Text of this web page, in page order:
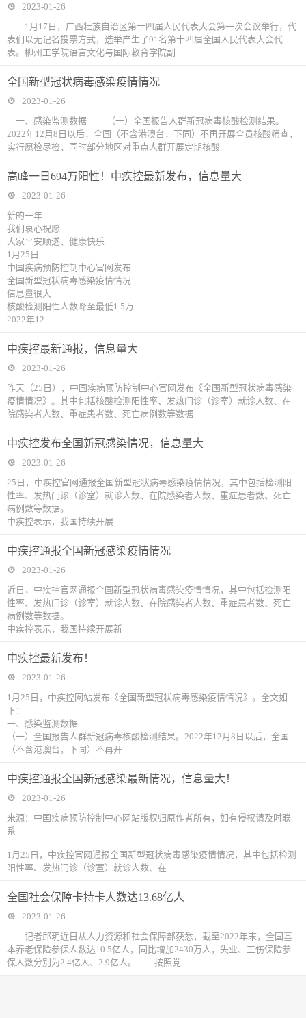
2023-01-26
1月17日，广西壮族自治区第十四届人民代表大会第一次会议举行，代
表们以无记名投票方式，选举产生了91名第十四届全国人民代表大会代
表。柳州工学院语言文化与国际教育学院副
全国新型冠状病毒感染疫情情况
2023-01-26
一、感染监测数据 （一）全国报告人群新冠病毒核酸检测结果。
2022年12月8日以后，全国（不含港澳台，下同）不再开展全员核酸筛查，
实行愿检尽检，同时部分地区对重点人群开展定期核酸
高峰一日694万阳性！中疾控最新发布，信息量大
2023-01-26
新的一年
我们衷心祝愿
大家平安顺遂、健康快乐
1月25日
中国疾病预防控制中心官网发布
全国新型冠状病毒感染疫情情况
信息量很大
核酸检测阳性人数降至最低1.5万
2022年12
中疾控最新通报，信息量大
2023-01-26
昨天（25日），中国疾病预防控制中心官网发布《全国新型冠状病毒感染
疫情情况》。其中包括核酸检测阳性率、发热门诊（诊室）就诊人数、在
院感染者人数、重症患者数、死亡病例数等数据
中疾控发布全国新冠感染情况，信息量大
2023-01-26
25日，中疾控官网通报全国新型冠状病毒感染疫情情况，其中包括检测阳
性率、发热门诊（诊室）就诊人数、在院感染者人数、重症患者数、死亡
病例数等数据。
中疾控表示，我国持续开展
中疾控通报全国新冠感染疫情情况
2023-01-26
近日，中疾控官网通报全国新型冠状病毒感染疫情情况，其中包括检测阳
性率、发热门诊（诊室）就诊人数、在院感染者人数、重症患者数、死亡
病例数等数据。
中疾控表示，我国持续开展新
中疾控最新发布！
2023-01-26
1月25日，中疾控网站发布《全国新型冠状病毒感染疫情情况》。全文如
下：
一、感染监测数据
（一）全国报告人群新冠病毒核酸检测结果。2022年12月8日以后，全国
（不含港澳台，下同）不再开
中疾控通报全国新冠感染最新情况，信息量大！
2023-01-26
来源：中国疾病预防控制中心网站版权归原作者所有，如有侵权请及时联
系
1月25日，中疾控官网通报全国新型冠状病毒感染疫情情况，其中包括检测
阳性率、发热门诊（诊室）就诊人数、在
全国社会保障卡持卡人数达13.68亿人
2023-01-26
记者邱玥近日从人力资源和社会保障部获悉，截至2022年末，全国基
本养老保险参保人数达10.5亿人，同比增加2430万人，失业、工伤保险参
保人数分别为2.4亿人、2.9亿人。 按照党